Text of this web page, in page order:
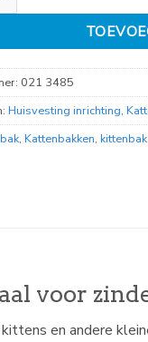
021 3485
Huisvesting inrichting,
, Kattenbakken, kittenbak,
voor
en andere